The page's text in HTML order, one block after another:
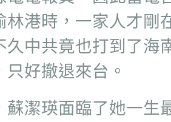
林港時，一家人才剛
久中共竟也打到了海
只好撤退來台。
蘇潔瑛面臨了她一生